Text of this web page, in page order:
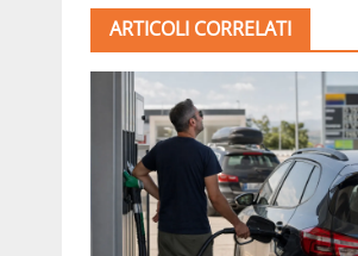
ARTICOLI CORRELATI